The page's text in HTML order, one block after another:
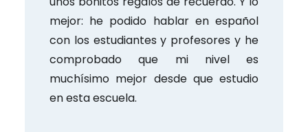
mejor: he podido hablar en español
con los estudiantes y profesores y he
comprobado que mi nivel es
muchísimo mejor desde que estudio
en esta escuela.